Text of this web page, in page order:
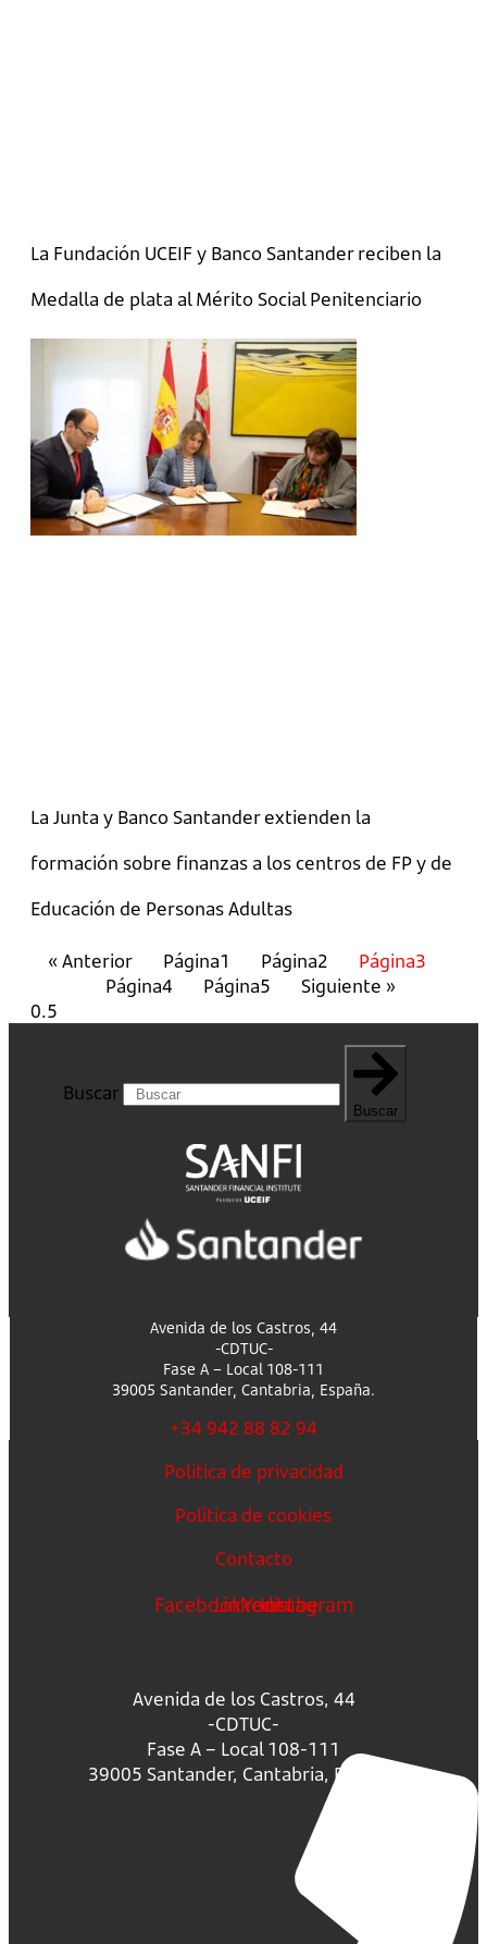
La Fundación UCEIF y Banco Santander reciben la
Medalla de plata al Mérito Social Penitenciario
La Junta y Banco Santander extienden la
formación sobre finanzas a los centros de FP y de
Educación de Personas Adultas
« Anterior Página1 Página2 Página3
Página4 Página5 Siguiente »
Buscar
Buscar
Avenida de los Castros, 44
-CDTUC-
Fase A – Local 108-111
39005 Santander, Cantabria, España.
+34 942 88 82 94
Política de privacidad
Política de cookies
Contacto
FacebookLinkedin
Youtube
Instagram
Avenida de los Castros, 44
-CDTUC-
Fase A – Local 108-111
39005 Santander, Cantabria, España.